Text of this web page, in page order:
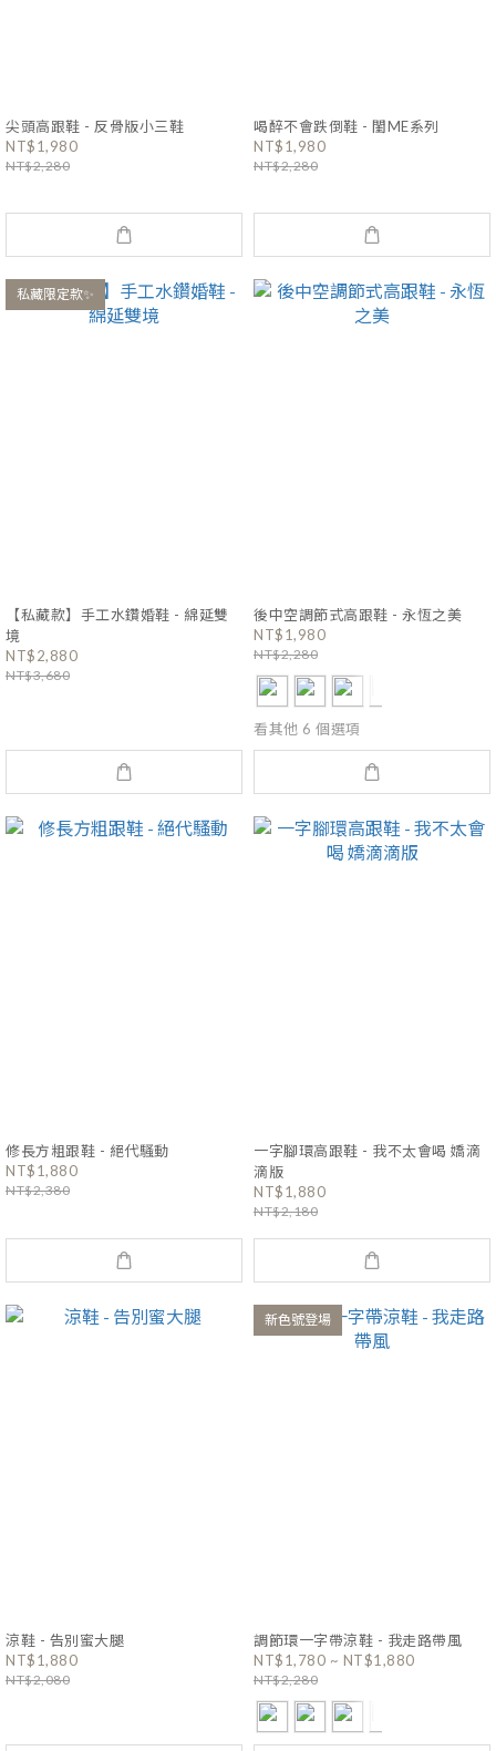
尖頭高跟鞋 - 反骨版小三鞋
NT$1,980
NT$2,280
喝醉不會跌倒鞋 - 閨ME系列
NT$1,980
NT$2,280
私藏限定款✨
【私藏款】手工水鑽婚鞋 - 綿延雙
境
NT$2,880
NT$3,680
後中空調節式高跟鞋 - 永恆之美
NT$1,980
NT$2,280
看其他 6 個選項
修長方粗跟鞋 - 絕代騷動
NT$1,880
NT$2,380
一字腳環高跟鞋 - 我不太會喝 嬌滴
滴版
NT$1,880
NT$2,180
涼鞋 - 告別蜜大腿
NT$1,880
NT$2,080
新色號登場
調節環一字帶涼鞋 - 我走路帶風
NT$1,780 ~ NT$1,880
NT$2,280